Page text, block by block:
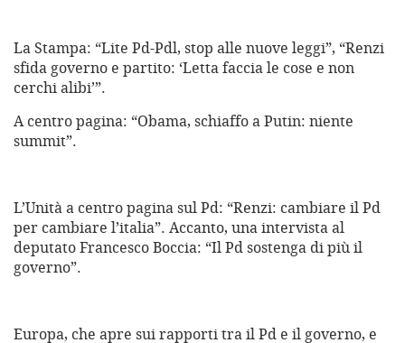
La Stampa: “Lite Pd-Pdl, stop alle nuove leggi”, “Renzi
sfida governo e partito: ‘Letta faccia le cose e non
cerchi alibi’”.
A centro pagina: “Obama, schiaffo a Putin: niente
summit”.
L’Unità a centro pagina sul Pd: “Renzi: cambiare il Pd
per cambiare l’italia”. Accanto, una intervista al
deputato Francesco Boccia: “Il Pd sostenga di più il
governo”.
Europa, che apre sui rapporti tra il Pd e il governo, e